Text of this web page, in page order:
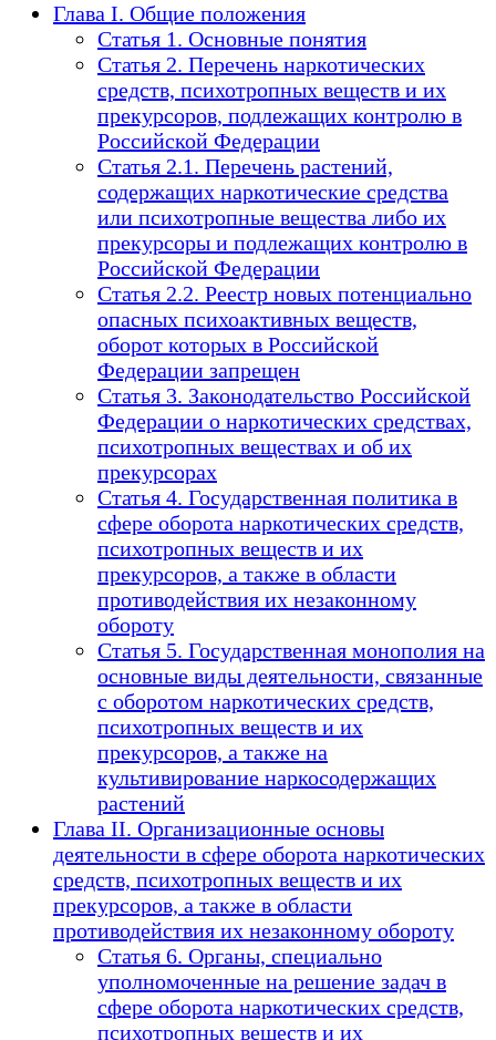
Глава I. Общие положения
Статья 1. Основные понятия
Статья 2. Перечень наркотических
средств, психотропных веществ и их
прекурсоров, подлежащих контролю в
Российской Федерации
Статья 2.1. Перечень растений,
содержащих наркотические средства
или психотропные вещества либо их
прекурсоры и подлежащих контролю в
Российской Федерации
Статья 2.2. Реестр новых потенциально
опасных психоактивных веществ,
оборот которых в Российской
Федерации запрещен
Статья 3. Законодательство Российской
Федерации о наркотических средствах,
психотропных веществах и об их
прекурсорах
Статья 4. Государственная политика в
сфере оборота наркотических средств,
психотропных веществ и их
прекурсоров, а также в области
противодействия их незаконному
обороту
Статья 5. Государственная монополия на
основные виды деятельности, связанные
с оборотом наркотических средств,
психотропных веществ и их
прекурсоров, а также на
культивирование наркосодержащих
растений
Глава II. Организационные основы
деятельности в сфере оборота наркотических
средств, психотропных веществ и их
прекурсоров, а также в области
противодействия их незаконному обороту
Статья 6. Органы, специально
уполномоченные на решение задач в
сфере оборота наркотических средств,
психотропных веществ и их